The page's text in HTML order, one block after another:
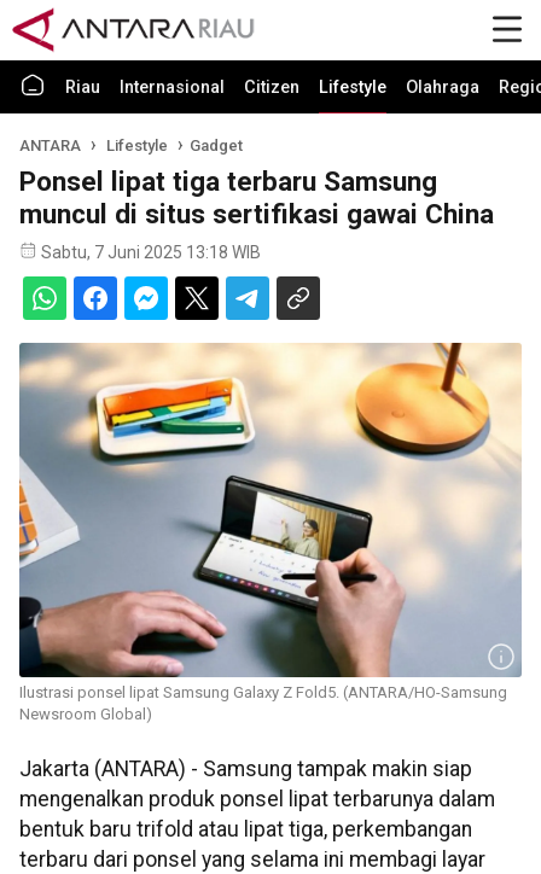
Riau Internasional Citizen Lifestyle Olahraga
ANTARA Lifestyle Gadget
Ponsel lipat tiga terbaru Samsung
muncul di situs sertifikasi gawai China
Sabtu, 7 Juni 2025 13:18 WIB
Ilustrasi ponsel lipat Samsung Galaxy Z Fold5. (ANTARA/HO-Samsung
Newsroom Global)
Jakarta (ANTARA) - Samsung tampak makin siap
mengenalkan produk ponsel lipat terbarunya dalam
bentuk baru trifold atau lipat tiga, perkembangan
terbaru dari ponsel yang selama ini membagi layar